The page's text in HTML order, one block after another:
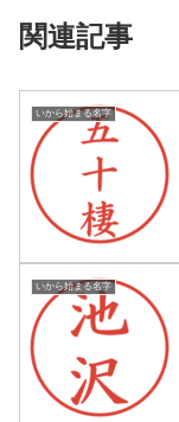
関連記事
いから始まる名字
いから始まる名字